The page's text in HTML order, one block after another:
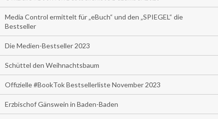
Media Control ermittelt für „eBuch“ und den „SPIEGEL“ die
Bestseller
Die Medien-Bestseller 2023
Schüttel den Weihnachtsbaum
Offizielle #BookTok Bestsellerliste November 2023
Erzbischof Gänswein in Baden-Baden